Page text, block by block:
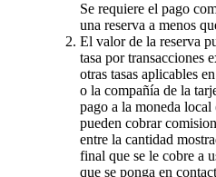
Se requiere el pago
una reserva a menos
El valor de la reserva
tasa por transacciones
otras tasas aplicables
o la compañía de la
pago a la moneda
pueden cobrar
entre la cantidad
final que se le cobre a
que se ponga en